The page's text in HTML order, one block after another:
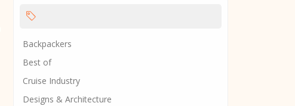
Backpackers
Best of
Cruise Industry
Designs & Architecture